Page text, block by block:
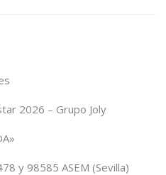
2026 – Grupo Joly
y 98585 ASEM (Sevilla)